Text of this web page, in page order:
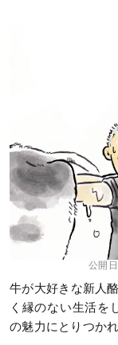
公開
牛が大好きな新人
く縁のない生活を
の魅力にとりつか